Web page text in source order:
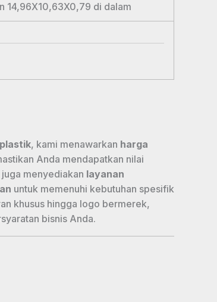
14,96X10,63X0,79 di dalam
, kami menawarkan harga
Anda mendapatkan nilai
menyediakan layanan
untuk memenuhi kebutuhan spesifik
khusus hingga logo bermerek,
bisnis Anda.